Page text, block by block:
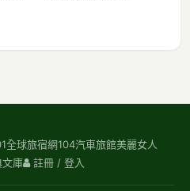
全球旅宿網104汽車旅館美麗女人
文庫 註冊 / 登入